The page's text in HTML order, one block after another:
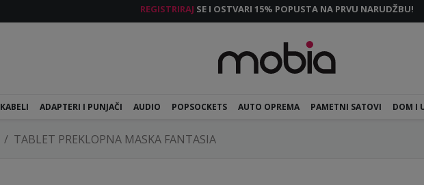
REGISTRIRAJ SE I OSTVARI 15% POPUSTA NA PRVU NARUDŽBU!
KABELI ADAPTERI I PUNJAČI AUDIO POPSOCKETS AUTO OPREMA PAMETNI SATOVI DOM I
TABLET PREKLOPNA MASKA FANTASIA